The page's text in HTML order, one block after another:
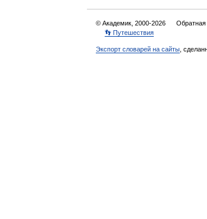
© Академик, 2000-2026 Обратная
👣 Путешествия
Экспорт словарей на сайты ,